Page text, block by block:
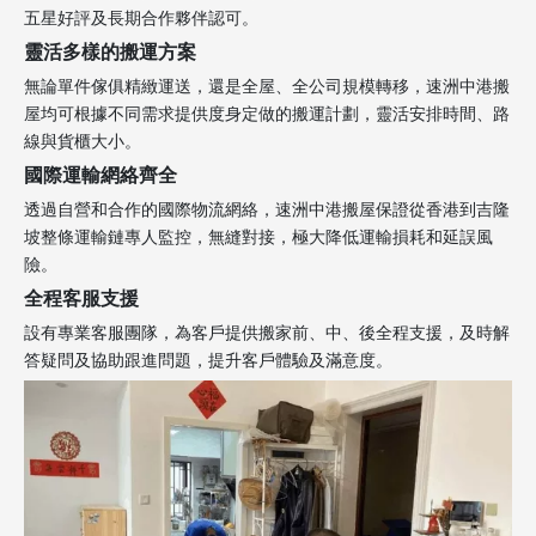
五星好評及長期合作夥伴認可。
靈活多樣的搬運方案
無論單件傢俱精緻運送，還是全屋、全公司規模轉移，速洲中港搬
屋均可根據不同需求提供度身定做的搬運計劃，靈活安排時間、路
線與貨櫃大小。
國際運輸網絡齊全
透過自營和合作的國際物流網絡，速洲中港搬屋保證從香港到吉隆
坡整條運輸鏈專人監控，無縫對接，極大降低運輸損耗和延誤風
險。
全程客服支援
設有專業客服團隊，為客戶提供搬家前、中、後全程支援，及時解
答疑問及協助跟進問題，提升客戶體驗及滿意度。